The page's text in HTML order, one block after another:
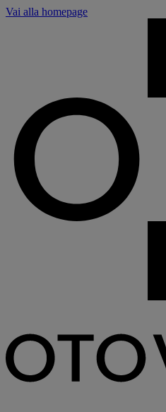
Vai alla homepage
Pannello di gestione dei cookies